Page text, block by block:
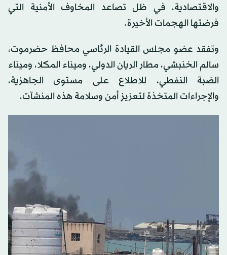
والاقتصادية، في ظل تصاعد المخاوف الأمنية التي
فرضتها الهجمات الأخيرة.
وتفقد عضو مجلس القيادة الرئاسي محافظ حضرموت،
سالم الخنبشي، مطار الريان الدولي، وميناء المكلا، وميناء
الضبة النفطي، للاطلاع على مستوى الجاهزية،
والإجراءات المتخذة لتعزيز أمن وسلامة هذه المنشآت.